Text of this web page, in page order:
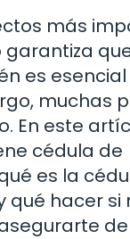
más
es
muchas
En este
cédula de
es la
qué hacer si